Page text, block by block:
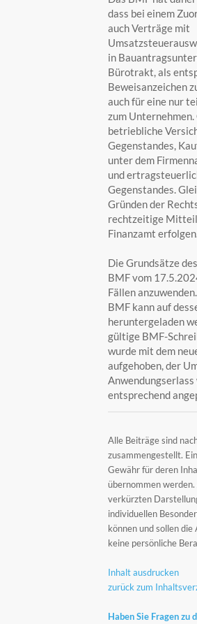
dass bei einem
auch Verträge mit
in
Bürotrakt, als
Beweisanzeichen
auch für eine nur
zum
betriebliche
Gegenstandes,
unter dem
und
Gegenstandes.
Gründen der
rechtzeitige
Finanzamt
Die Grundsätze
BMF vom
Fällen
BMF kann auf
heruntergeladen
gültige BMF-
wurde mit dem
aufgehoben, der
entsprechend
Alle Beiträge sind
zusammengestellt.
Gewähr für deren
übernommen
verkürzten
individuellen
können und sollen die
keine persönliche
Inhalt ausdrucken
zurück zum
Haben Sie Fragen zu